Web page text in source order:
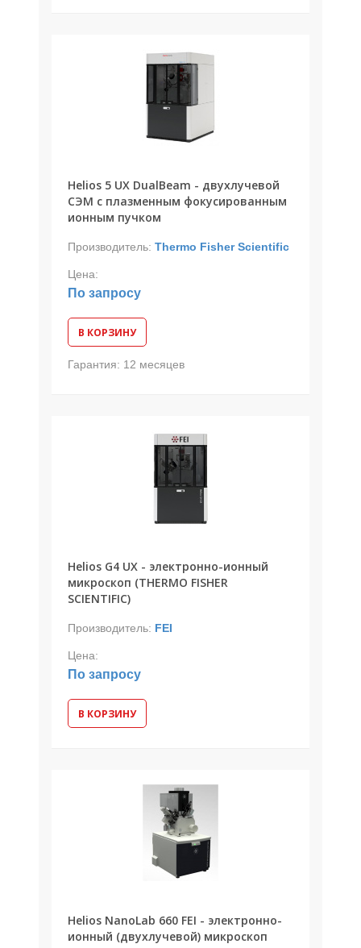
Helios 5 UX DualBeam - двухлучевой
СЭМ с плазменным фокусированным
ионным пучком
Производитель: Thermo Fisher Scientific
Цена:
По запросу
В КОРЗИНУ
Гарантия: 12 месяцев
Helios G4 UX - электронно-ионный
микроскоп (THERMO FISHER
SCIENTIFIC)
Производитель: FEI
Цена:
По запросу
В КОРЗИНУ
Helios NanoLab 660 FEI - электронно-
ионный (двухлучевой) микроскоп